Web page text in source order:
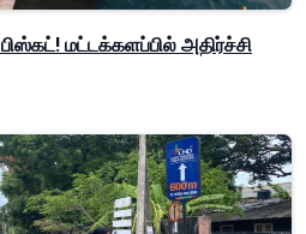
மட்டக்களப்பில் அதிர்ச்சி